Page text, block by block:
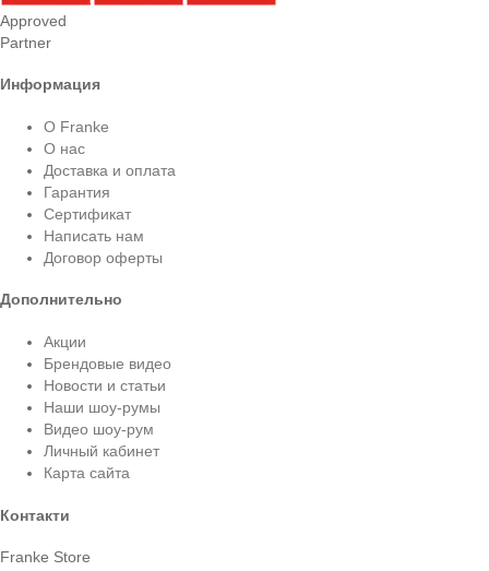
Approved
Partner
Информация
О Franke
О нас
Доставка и оплата
Гарантия
Сертификат
Написать нам
Договор оферты
Дополнительно
Акции
Брендовые видео
Новости и статьи
Наши шоу-румы
Видео шоу-рум
Личный кабинет
Карта сайта
Контакти
Franke Store